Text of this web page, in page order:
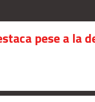
pese a la